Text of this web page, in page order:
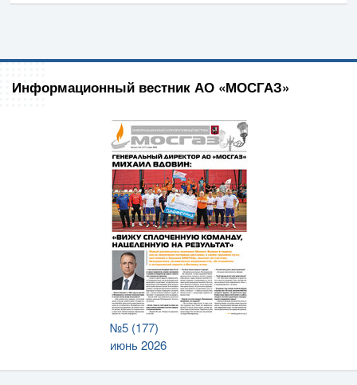
Информационный вестник АО «МОСГАЗ»
№5 (177)
июнь 2026